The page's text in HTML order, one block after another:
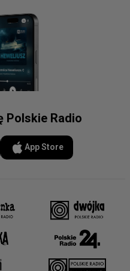
Polskie Radio
App Store